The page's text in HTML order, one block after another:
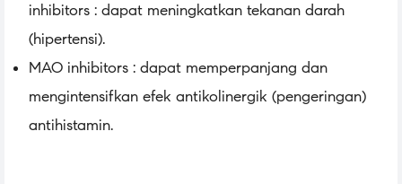
inhibitors : dapat meningkatkan tekanan darah
(hipertensi).
MAO inhibitors : dapat memperpanjang dan
mengintensifkan efek antikolinergik (pengeringan)
antihistamin.